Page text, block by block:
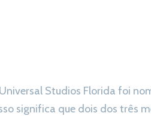
Studios Florida foi
significa que dois dos três